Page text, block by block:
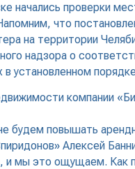
начались проверки
что
на территории
надзора о
установленном
компании
будем повышать
Алексей
и мы это ощущаем. Как